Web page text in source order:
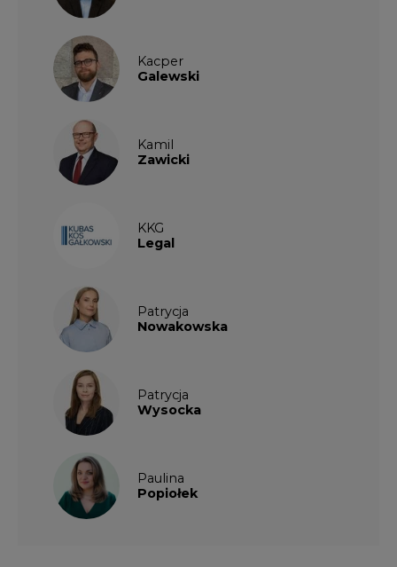
Kacper
Galewski
Kamil
Zawicki
KKG
Legal
Patrycja
Nowakowska
Patrycja
Wysocka
Paulina
Popiołek